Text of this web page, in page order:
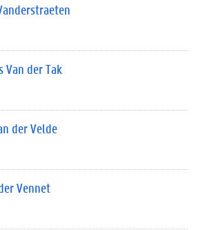
Van der Tak
der Velde
Vennet